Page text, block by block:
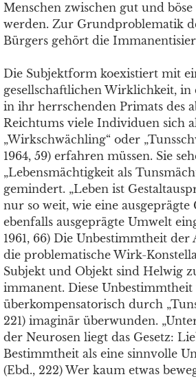
Menschen zwischen gut und
werden. Zur Grundproblematik
Bürgers gehört die
Die Subjektform koexistiert mit
gesellschaftlichen Wirklichkeit,
in ihr herrschenden Primats des
Reichtums viele Individuen sich
„Wirkschwächling“ oder
1964, 59) erfahren müssen. Sie
„Lebensmächtigkeit als
gemindert. „Leben ist
nur so weit, wie eine ausgeprägte
ebenfalls ausgeprägte Umwelt
1961, 66) Die Unbestimmtheit der
die problematische Wirk-
Subjekt und Objekt sind Helwig
immanent. Diese
überkompensatorisch durch
221) imaginär überwunden.
der Neurosen liegt das Gesetz:
Bestimmtheit als eine sinnvolle
(Ebd., 222) Wer kaum etwas